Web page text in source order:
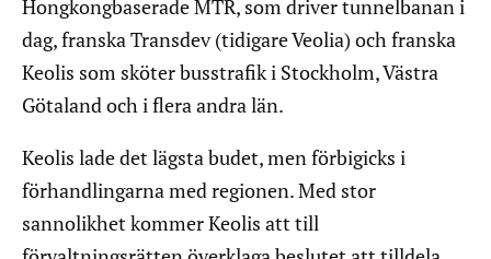
Hongkongbaserade MTR, som driver tunnelbanan i
dag, franska Transdev (tidigare Veolia) och franska
Keolis som sköter busstrafik i Stockholm, Västra
Götaland och i flera andra län.
Keolis lade det lägsta budet, men förbigicks i
förhandlingarna med regionen. Med stor
sannolikhet kommer Keolis att till